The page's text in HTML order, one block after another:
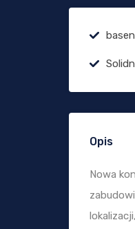
basen
Opis
Nowa